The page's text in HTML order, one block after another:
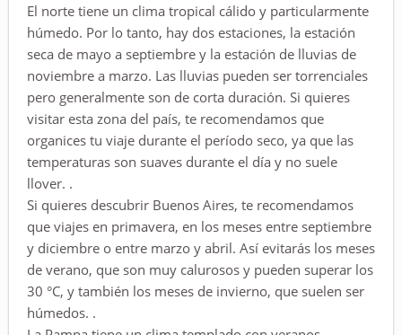
El norte tiene un clima tropical cálido y particularmente
húmedo. Por lo tanto, hay dos estaciones, la estación
seca de mayo a septiembre y la estación de lluvias de
noviembre a marzo. Las lluvias pueden ser torrenciales
pero generalmente son de corta duración. Si quieres
visitar esta zona del país, te recomendamos que
organices tu viaje durante el período seco, ya que las
temperaturas son suaves durante el día y no suele
llover. .
Si quieres descubrir Buenos Aires, te recomendamos
que viajes en primavera, en los meses entre septiembre
y diciembre o entre marzo y abril. Así evitarás los meses
de verano, que son muy calurosos y pueden superar los
30 °C, y también los meses de invierno, que suelen ser
húmedos. .